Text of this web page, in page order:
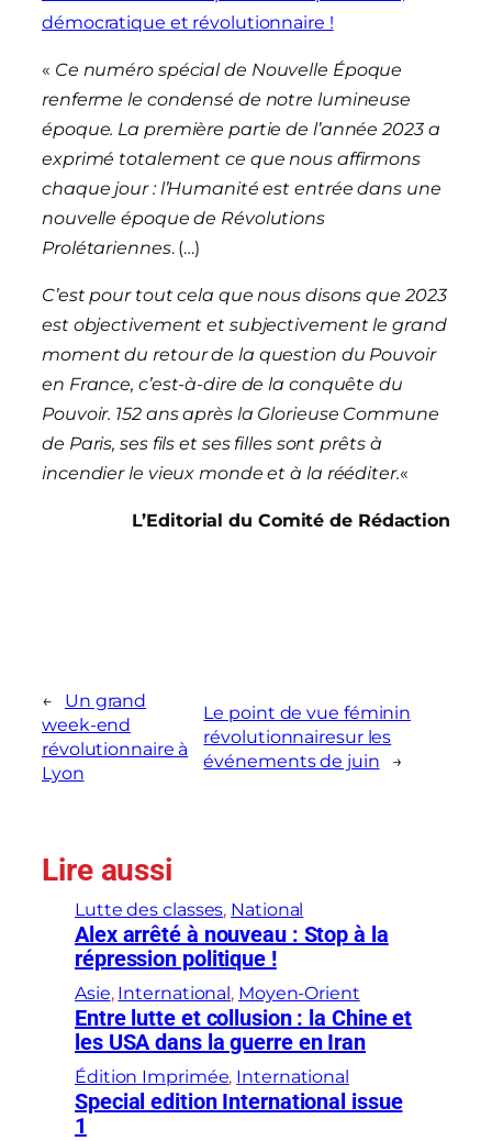
démocratique et révolutionnaire !
« Ce numéro spécial de Nouvelle Époque
renferme le condensé de notre lumineuse
époque. La première partie de l’année 2023 a
exprimé totalement ce que nous affirmons
chaque jour : l’Humanité est entrée dans une
nouvelle époque de Révolutions
Prolétariennes. (…)
C’est pour tout cela que nous disons que 2023
est objectivement et subjectivement le grand
moment du retour de la question du Pouvoir
en France, c’est-à-dire de la conquête du
Pouvoir. 152 ans après la Glorieuse Commune
de Paris, ses fils et ses filles sont prêts à
incendier le vieux monde et à la rééditer.«
L’Editorial du Comité de Rédaction
←
Un grand
week-end
révolutionnaire à
Lyon
Le point de vue féminin
révolutionnairesur les
événements de juin
→
Lire aussi
Lutte des classes, National
Alex arrêté à nouveau : Stop à la
répression politique !
Asie, International , Moyen-Orient
Entre lutte et collusion : la Chine et
les USA dans la guerre en Iran
Édition Imprimée, International
Special edition International issue
1